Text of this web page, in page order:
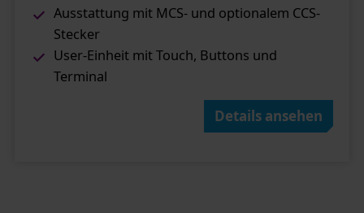
Ausstattung mit MCS- und optionalem CCS-
Stecker​
User-Einheit mit Touch, Buttons und
Terminal
Details ansehen